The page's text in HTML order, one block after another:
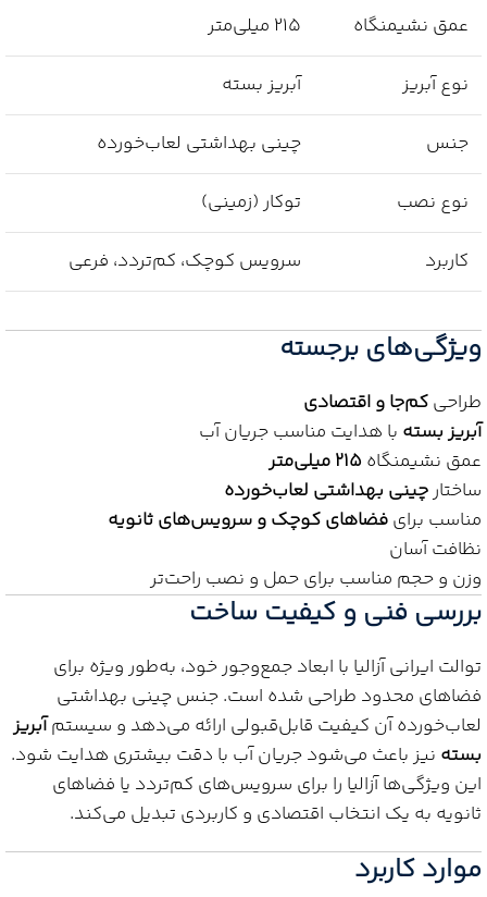
عمق نشیمنگاه ۲۱۵ میلی‌متر
نوع آبریز آبریز بسته
جنس چینی بهداشتی لعاب‌خورده
نوع نصب توکار (زمینی)
کاربرد سرویس کوچک، کم‌تردد، فرعی
ویژگی‌های برجسته
طراحیکم‌جا و اقتصادی
آبریز بسته با هدایت مناسب جریان آب
عمق نشیمنگاه۲۱۵ میلی‌متر
ساختارچینی بهداشتی لعاب‌خورده
مناسب برایفضاهای کوچک و سرویس‌های ثانویه
نظافت آسان
وزن و حجم مناسب برای حمل و نصب راحت‌تر
بررسی فنی و کیفیت ساخت
توالت ایرانی آزالیا با ابعاد جمع‌وجور خود، به‌طور ویژه برای
فضاهای محدود طراحی شده است. جنس چینی بهداشتی
لعاب‌خورده آن کیفیت قابل‌قبولی ارائه می‌دهد و سیستمآبریز
بسته نیز باعث می‌شود جریان آب با دقت بیشتری هدایت شود.
این ویژگی‌ها آزالیا را برای سرویس‌های کم‌تردد یا فضاهای
ثانویه به یک انتخاب اقتصادی و کاربردی تبدیل می‌کند.
موارد کاربرد